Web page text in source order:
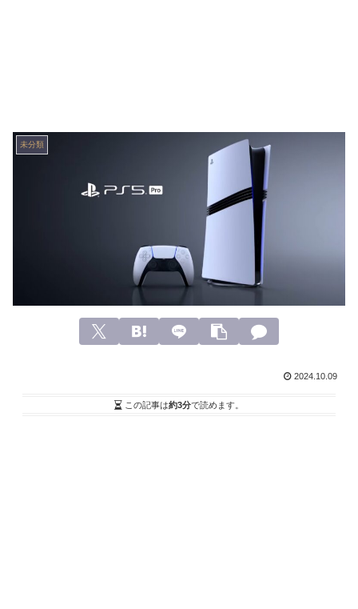
未分類
2024.10.09
この記事は約3分で読めます。